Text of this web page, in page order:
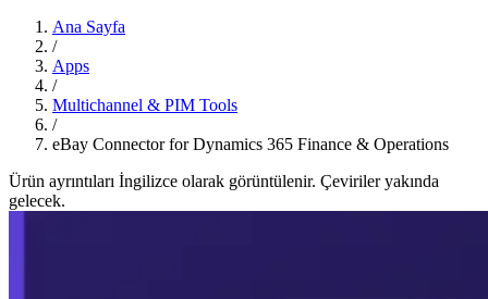
Ana Sayfa
/
Apps
/
Multichannel & PIM Tools
/
eBay Connector for Dynamics 365 Finance & Operations
Ürün ayrıntıları İngilizce olarak görüntülenir. Çeviriler yakında
gelecek.